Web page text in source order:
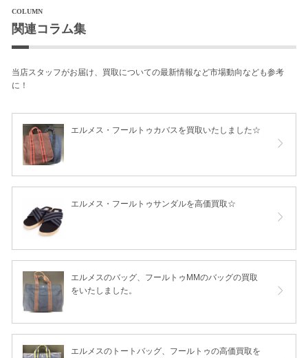
COLUMN
関連コラム集
当店スタッフがお届け、買取についての最新情報など市場動向なども参考
に！
エルメス・フールトゥカバスを買取いたしました☆
エルメス・フールトゥサンダルを高価買取☆
エルメスのバッグ、フールトゥMMのバッグの買取
をいたしました。
エルメスのトートバッグ、フールトゥの高価買取を